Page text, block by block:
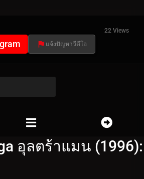
22 Views
แจ้งปัญหาวีดีโอ
อุลตร้าแมน (1996):